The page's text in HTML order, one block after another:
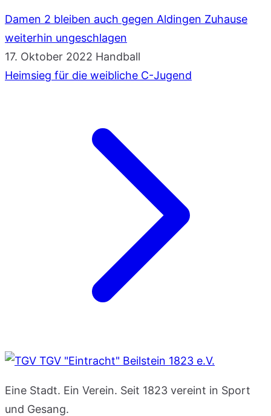
Damen 2 bleiben auch gegen Aldingen Zuhause
weiterhin ungeschlagen
17. Oktober 2022 Handball
Heimsieg für die weibliche C-Jugend
TGV "Eintracht" Beilstein 1823 e.V.
Eine Stadt. Ein Verein. Seit 1823 vereint in Sport
und Gesang.